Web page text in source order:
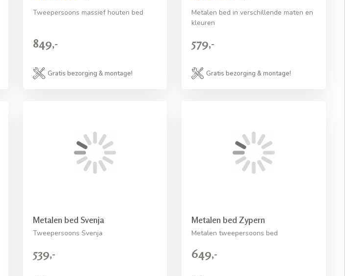
Tweepersoons massief houten bed
849,-
Gratis bezorging & montage!
Metalen bed in verschillende maten en
kleuren
579,-
Gratis bezorging & montage!
Metalen bed Svenja
Tweepersoons Svenja
539,-
Metalen bed Zypern
Metalen tweepersoons bed
649,-